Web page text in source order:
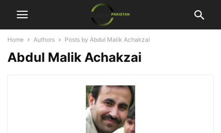
Home Authors Posts by Abdul Malik Achakzai
Abdul Malik Achakzai